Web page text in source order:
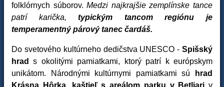
folklórnych súborov.Medzi najkrajšie zemplínske tance
patrí karička,typickým tancom regiónu je
temperamentný párový tanec čardáš.
Do svetového kultúrneho dedičstva UNESCO - Spišský
hrad
s okolitými pamiatkami, ktorý patrí k európskym
unikátom. Národnými kultúrnymi pamiatkami sú hrad
Krásna Hôrka,
kaštieľ s areálom parku v Betliari v